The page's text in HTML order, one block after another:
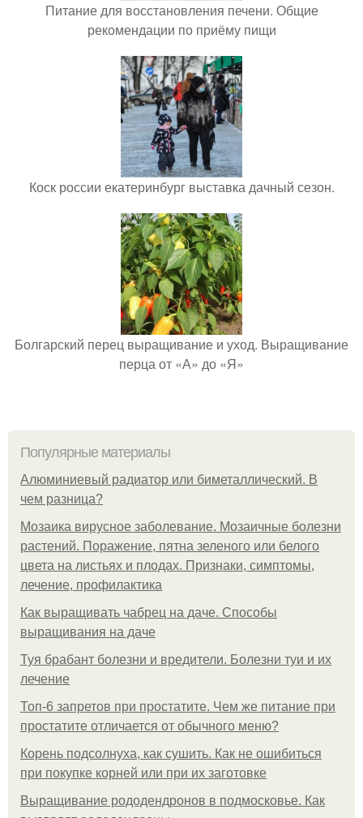
Питание для восстановления печени. Общие
рекомендации по приёму пищи
Коск россии екатеринбург выставка дачный сезон.
Болгарский перец выращивание и уход. Выращивание
перца от «А» до «Я»
Популярные материалы
Алюминиевый радиатор или биметаллический. В
чем разница?
Мозаика вирусное заболевание. Мозаичные болезни
растений. Поражение, пятна зеленого или белого
цвета на листьях и плодах. Признаки, симптомы,
лечение, профилактика
Как выращивать чабрец на даче. Способы
выращивания на даче
Туя брабант болезни и вредители. Болезни туи и их
лечение
Топ-6 запретов при простатите. Чем же питание при
простатите отличается от обычного меню?
Корень подсолнуха, как сушить. Как не ошибиться
при покупке корней или при их заготовке
Выращивание рододендронов в подмосковье. Как